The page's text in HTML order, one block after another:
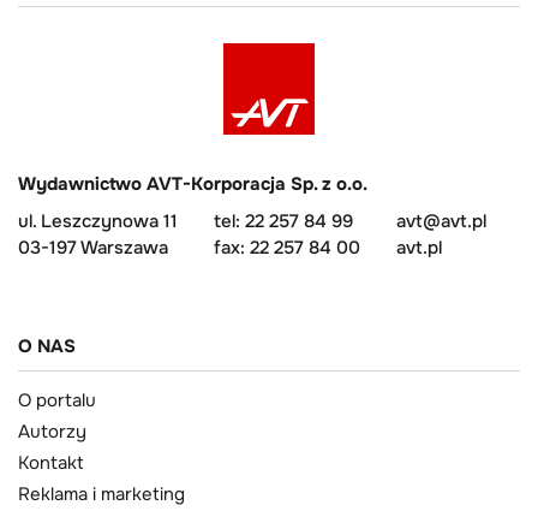
Wydawnictwo AVT-Korporacja Sp. z o.o.
ul. Leszczynowa 11
03-197 Warszawa
tel: 22 257 84 99
fax: 22 257 84 00
avt@avt.pl
avt.pl
O NAS
O portalu
Autorzy
Kontakt
Reklama i marketing